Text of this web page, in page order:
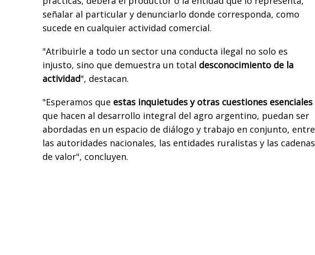
señalar al particular y denunciarlo donde corresponda, como
sucede en cualquier actividad comercial.
"Atribuirle a todo un sector una conducta ilegal no solo es
injusto, sino que demuestra un total desconocimiento de la
actividad", destacan.
"Esperamos que estas inquietudes y otras cuestiones esenciales
que hacen al desarrollo integral del agro argentino, puedan ser
abordadas en un espacio de diálogo y trabajo en conjunto, entre
las autoridades nacionales, las entidades ruralistas y las cadenas
de valor", concluyen.